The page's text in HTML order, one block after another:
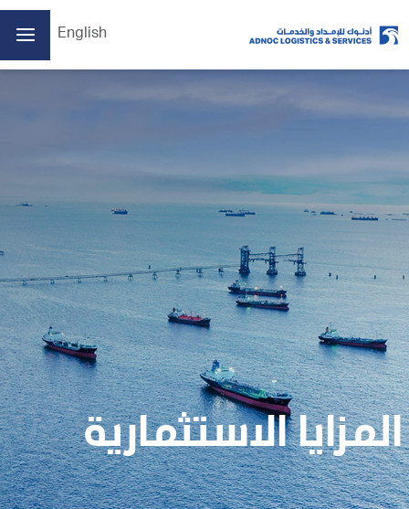
English
من نحن
أعمالنا
الممارسات البيئية والاجتماعية والحوكمة
المستثمرون
الاكتتاب العام الأولي
المزايا الاستثمارية